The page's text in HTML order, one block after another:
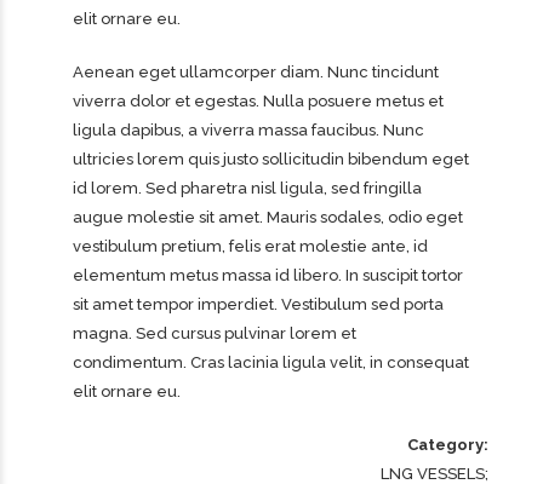
elit ornare eu.
Aenean eget ullamcorper diam. Nunc tincidunt
viverra dolor et egestas. Nulla posuere metus et
ligula dapibus, a viverra massa faucibus. Nunc
ultricies lorem quis justo sollicitudin bibendum eget
id lorem. Sed pharetra nisl ligula, sed fringilla
augue molestie sit amet. Mauris sodales, odio eget
vestibulum pretium, felis erat molestie ante, id
elementum metus massa id libero. In suscipit tortor
sit amet tempor imperdiet. Vestibulum sed porta
magna. Sed cursus pulvinar lorem et
condimentum. Cras lacinia ligula velit, in consequat
elit ornare eu.
Category
LNG VESSELS